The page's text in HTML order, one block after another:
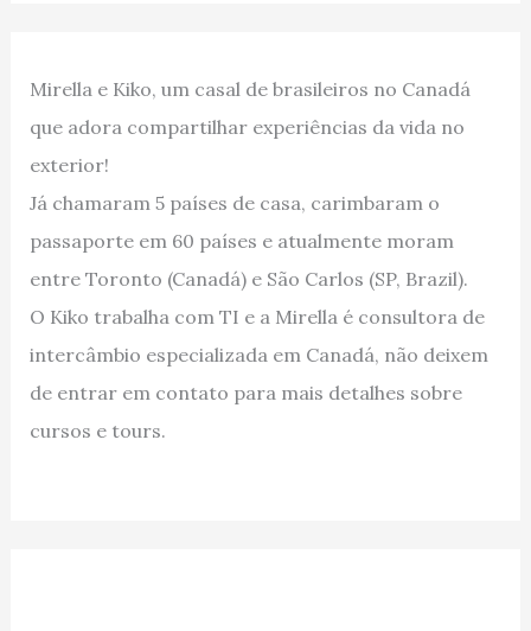
Mirella e Kiko, um casal de brasileiros no Canadá
que adora compartilhar experiências da vida no
exterior!
Já chamaram 5 países de casa, carimbaram o
passaporte em 60 países e atualmente moram
entre Toronto (Canadá) e São Carlos (SP, Brazil).
O Kiko trabalha com TI e a Mirella é consultora de
intercâmbio especializada em Canadá, não deixem
de entrar em contato para mais detalhes sobre
cursos e tours.